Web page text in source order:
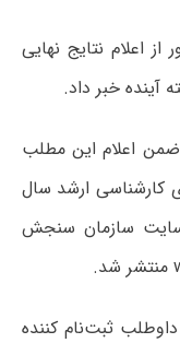
اعلام نتایج نهایی
اعلام این مطلب
کارشناسی ارشد سال
۹ خرداد ۹۷ بر روی سایت سازمان سنجش
وی تاکید کرد: از تعداد ۷۳۶ هزار و ۳۸۷ داوطلب ثبت‌نام کننده